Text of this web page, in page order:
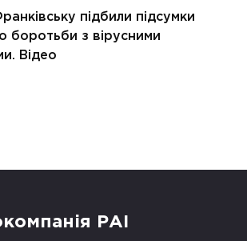
підбили підсумки
боротьби з вірусними
Відео
РАІ